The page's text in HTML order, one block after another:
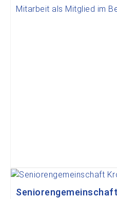
Mitarbeit als Mitglied im